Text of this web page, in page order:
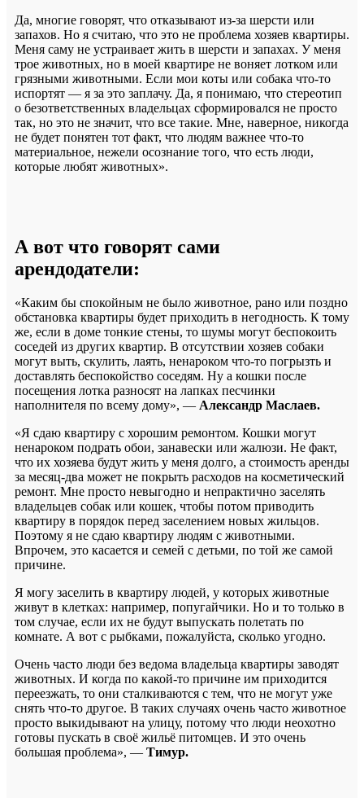
Да, многие говорят, что отказывают из-за шерсти или
запахов. Но я считаю, что это не проблема хозяев квартиры.
Меня саму не устраивает жить в шерсти и запахах. У меня
трое животных, но в моей квартире не воняет лотком или
грязными животными. Если мои коты или собака что-то
испортят — я за это заплачу. Да, я понимаю, что стереотип
о безответственных владельцах сформировался не просто
так, но это не значит, что все такие. Мне, наверное, никогда
не будет понятен тот факт, что людям важнее что-то
материальное, нежели осознание того, что есть люди,
которые любят животных».
А вот что говорят сами
арендодатели:
«Каким бы спокойным не было животное, рано или поздно
обстановка квартиры будет приходить в негодность. К тому
же, если в доме тонкие стены, то шумы могут беспокоить
соседей из других квартир. В отсутствии хозяев собаки
могут выть, скулить, лаять, ненароком что-то погрызть и
доставлять беспокойство соседям. Ну а кошки после
посещения лотка разносят на лапках песчинки
наполнителя по всему дому», — Александр Маслаев.
«Я сдаю квартиру с хорошим ремонтом. Кошки могут
ненароком подрать обои, занавески или жалюзи. Не факт,
что их хозяева будут жить у меня долго, а стоимость аренды
за месяц-два может не покрыть расходов на косметический
ремонт. Мне просто невыгодно и непрактично заселять
владельцев собак или кошек, чтобы потом приводить
квартиру в порядок перед заселением новых жильцов.
Поэтому я не сдаю квартиру людям с животными.
Впрочем, это касается и семей с детьми, по той же самой
причине.
Я могу заселить в квартиру людей, у которых животные
живут в клетках: например, попугайчики. Но и то только в
том случае, если их не будут выпускать полетать по
комнате. А вот с рыбками, пожалуйста, сколько угодно.
Очень часто люди без ведома владельца квартиры заводят
животных. И когда по какой-то причине им приходится
переезжать, то они сталкиваются с тем, что не могут уже
снять что-то другое. В таких случаях очень часто животное
просто выкидывают на улицу, потому что люди неохотно
готовы пускать в своё жильё питомцев. И это очень
большая проблема», — Тимур.